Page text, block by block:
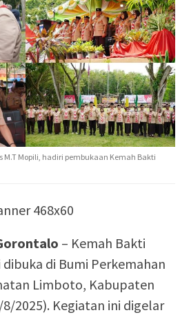
M.T Mopili, hadiri pembukaan Kemah Bakti
– Kemah Bakti
dibuka di Bumi Perkemahan
Limboto, Kabupaten
2025). Kegiatan ini digelar